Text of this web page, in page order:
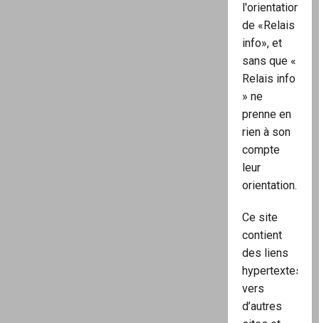
l'orientation
de «Relais
info», et
sans que «
Relais info
» ne
prenne en
rien à son
compte
leur
orientation.
Ce site
contient
des liens
hypertextes
vers
d’autres